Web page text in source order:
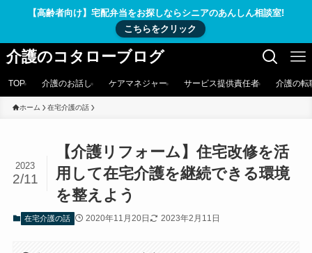
【高齢者向け】宅配弁当をお探しならシニアのあんしん相談室!
こちらをクリック
介護のコタローブログ
TOP 介護のお話し ケアマネジャー サービス提供責任者 介護の転
ホーム 在宅介護の話
【介護リフォーム】住宅改修を活
用して在宅介護を継続できる環境
を整えよう
2023
2/11
在宅介護の話 2020年11月20日 2023年2月11日